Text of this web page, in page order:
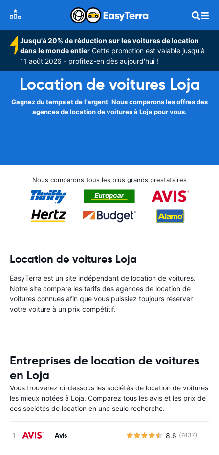
Jusqu'à 20% de réduction sur les voitures de location
dans le monde entier Cette promotion est valable jusqu'à
11 août 2026 - profitez-en dès aujourd'hui !
Location de voitures Loja
Gagnez du temps et de l'argent. Nous comparons les offres des
agences de location de voitures à Loja pour vous.
Nous comparons tous les plus grands prestataires
Location de voitures Loja
EasyTerra est un site indépendant de location de voitures.
Notre site compare les tarifs des agences de location de
voitures connues afin que vous puissiez toujours réserver
votre voiture à un prix compétitif.
Entreprises de location de voitures
en Loja
Vous trouverez ci-dessous les sociétés de location de voitures
les mieux notées à Loja. Comparez tous les avis et les prix de
ces sociétés de location en une seule recherche.
Avis 8.6 (7437)